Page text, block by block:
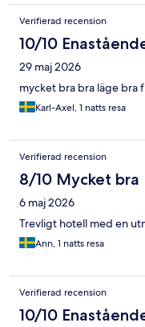
Verifierad recension
10/10
29 maj 2026
mycket bra bra läge bra
Karl-Axel, 1 natts resa
Verifierad recension
8/10 Mycket bra
6 maj 2026
Trevligt hotell med en
Ann, 1 natts resa
Verifierad recension
10/10